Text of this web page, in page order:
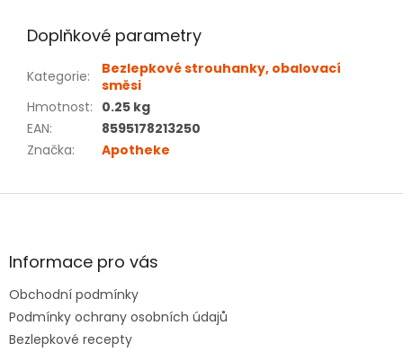
Doplňkové parametry
Kategorie:
Bezlepkové strouhanky, obalovací
směsi
Hmotnost: 0.25 kg
EAN:
8595178213250
Značka: Apotheke
Z
aInformace pro vás
Obchodní podmínky
Podmínky ochrany osobních údajů
Bezlepkové recepty